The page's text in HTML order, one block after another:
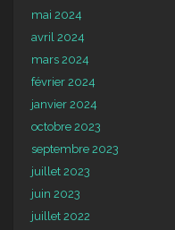
mai 2024
avril 2024
mars 2024
février 2024
janvier 2024
octobre 2023
septembre 2023
juillet 2023
juin 2023
juillet 2022